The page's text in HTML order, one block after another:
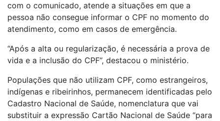
com o comunicado, atende a situações em que a
pessoa não consegue informar o CPF no momento do
atendimento, como em casos de emergência.
“Após a alta ou regularização, é necessária a prova de
vida e a inclusão do CPF”, destacou o ministério.
Populações que não utilizam CPF, como estrangeiros,
indígenas e ribeirinhos, permanecem identificadas pelo
Cadastro Nacional de Saúde, nomenclatura que vai
substituir a expressão Cartão Nacional de Saúde “para